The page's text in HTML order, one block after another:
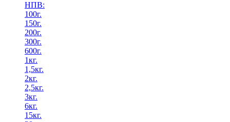
НПВ:
100г.
150г.
200г.
300г.
600г.
1кг.
1,5кг.
2кг.
2,5кг.
3кг.
6кг.
15кг.